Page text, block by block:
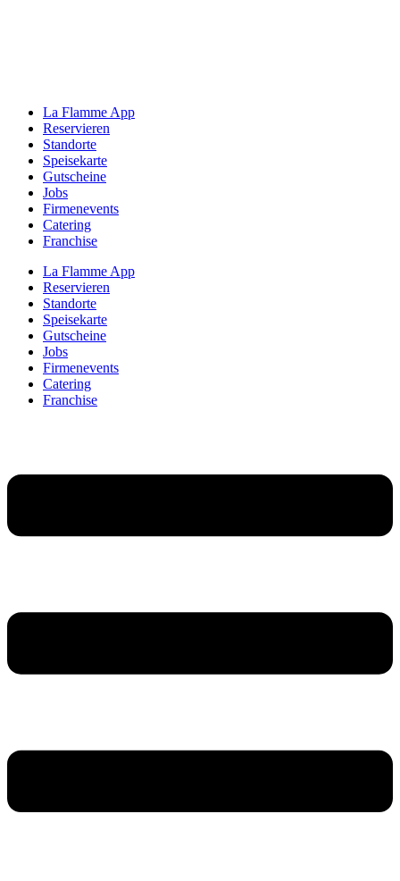
La Flamme App
Reservieren
Standorte
Speisekarte
Gutscheine
Jobs
Firmenevents
Catering
Franchise
La Flamme App
Reservieren
Standorte
Speisekarte
Gutscheine
Jobs
Firmenevents
Catering
Franchise